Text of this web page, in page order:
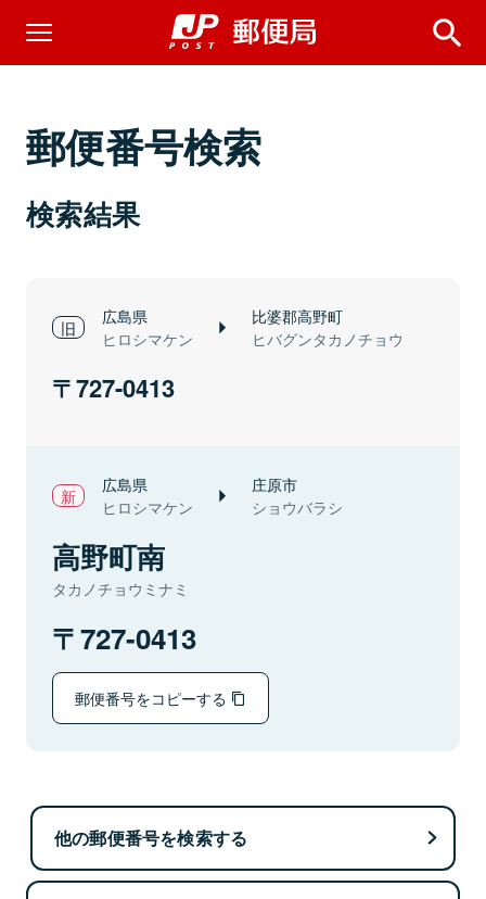
郵便番号検索
検索結果
広島県
ヒロシマケン
比婆郡高野町
ヒバグンタカノチョウ
727-0413
広島県
ヒロシマケン
庄原市
ショウバラシ
高野町南
タカノチョウミナミ
727-0413
郵便番号をコピーする
他の郵便番号を検索する